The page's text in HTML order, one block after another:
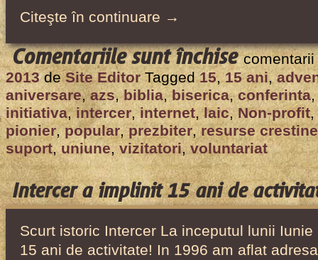
Citeşte în continuare →
Comentariile sunt închisepentru
Aniversare:
Intercer
a
implinit
15
ani
de
activitate!
2013 de Site EditorTagged15,15 ani,
aniversare,azs,biblia,biserica,conferinta
initiativa,intercer,internet,laic, Non-profit,
pionier,popular,prezbiter,resurse crestine
suport,uniune,vizitatori,voluntariat
Intercer a implinit 15 ani de
Scurt istoric Intercer La inceputul lunii
15 ani de activitate! In 1996 am aflat